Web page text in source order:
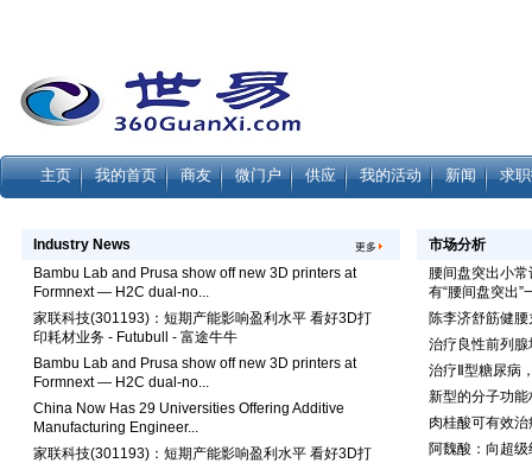
主页 我的首页 商友 微门户 供应 我的活动 新闻 求
更多
Industry News
Bambu Lab and Prusa show off new 3D printers at
Formnext — H2C dual-no...
家联科技(301193)：短期产能影响盈利水平 看好3D打
印耗材业务 - Futubull - 富途牛牛
Bambu Lab and Prusa show off new 3D printers at
Formnext — H2C dual-no...
China Now Has 29 Universities Offering Additive
Manufacturing Engineer...
家联科技(301193)：短期产能影响盈利水平 看好3D打
市场分析
腰间盘突出小
有“腰间盘突出”
陈李济舒筋健
治疗良性前列
治疗Ⅱ型糖尿病
新型的分子功
肉桂酸可有效
阿魏酸：向超